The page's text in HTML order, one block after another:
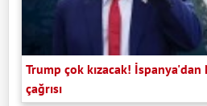
Trump çok kızacak! İspanya'dan
çağrısı